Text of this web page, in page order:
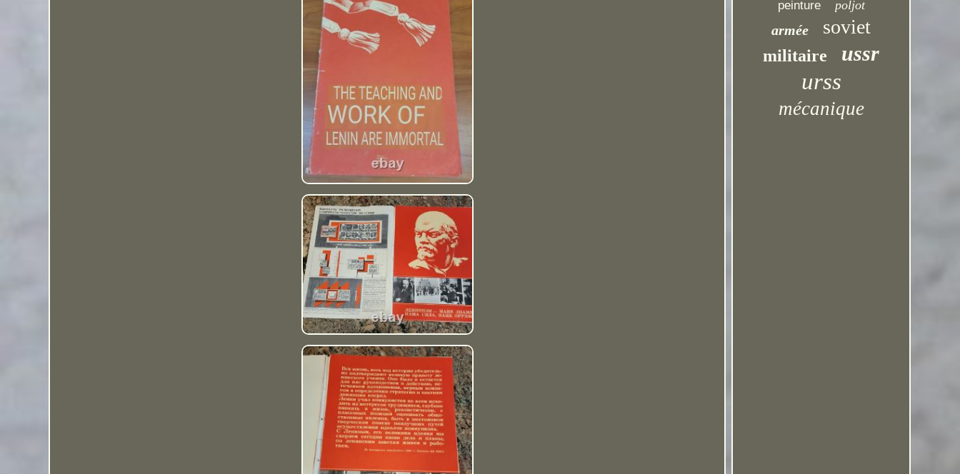
peinture poljot
armée soviet
militaire ussr
urss
mécanique